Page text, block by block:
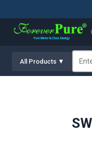
All Products ▼